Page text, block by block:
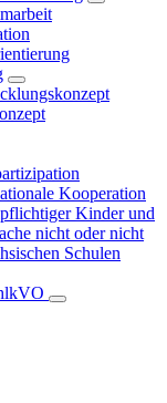
Kooperation
Kinder und
nicht oder nicht
Schulen